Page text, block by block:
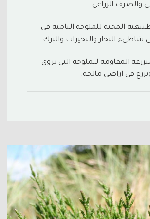
والصرف الزراعى.
المحبة للملوحة النامية فى
شاطىء البحار والبحيرات والبرك.
المقاومه للملوحة التى تروى
فى اراضى مالحة.